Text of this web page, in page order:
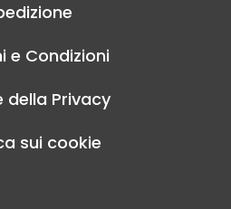
e Condizioni
della Privacy
sui cookie